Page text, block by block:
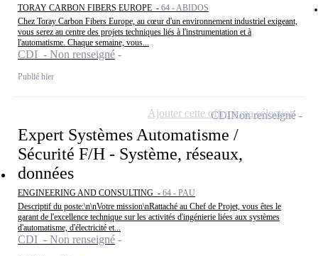
TORAY CARBON FIBERS EUROPE - 64 - ABIDOS
Chez Toray Carbon Fibers Europe, au cœur d'un environnement industriel exigeant,
vous serez au centre des projets techniques liés à l'instrumentation et à
l'automatisme. Chaque semaine, vous...
CDI - Non renseigné
Publié hier
Expert Systèmes Automatisme /
Sécurité F/H - Système, réseaux,
données
ENGINEERING AND CONSULTING - 64 - PAU
Descriptif du poste:\n\nVotre mission\nRattaché au Chef de Projet, vous êtes le
garant de l'excellence technique sur les activités d'ingénierie liées aux systèmes
d'automatisme, d'électricité et...
CDI - Non renseigné
CDINon renseigné
Ajouter cette offre à ma sélection